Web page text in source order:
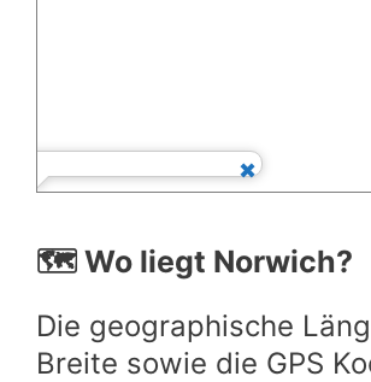
🗺️ Wo liegt Norwich?
Die geographische
Breite sowie die GPS